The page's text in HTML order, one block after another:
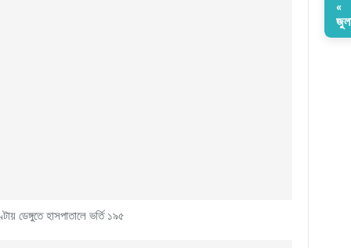
ডেঙ্গুতে হাসপাতালে ভর্তি ১৯৫
«